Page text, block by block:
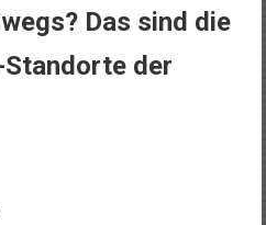
Das sind die
der